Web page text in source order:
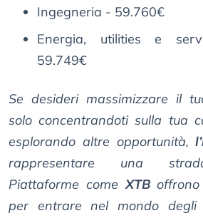
Ingegneria - 59.760€
Energia, utilities e
59.749€
Se desideri massimizzare il
solo concentrandoti sulla tua
esplorando altre opportunità,
rappresentare una
Piattaforme comeXTBoffrono
per entrare nel mondo degli